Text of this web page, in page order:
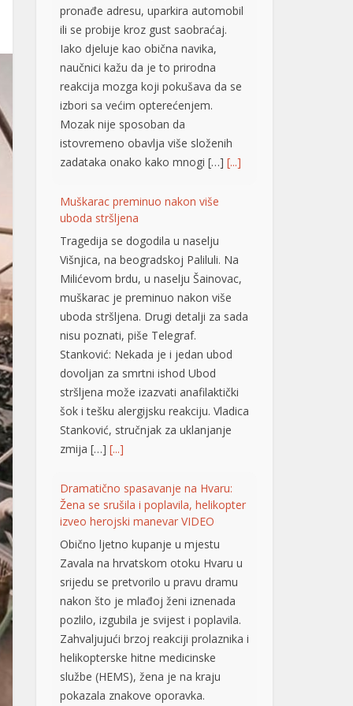
pronađe adresu, uparkira automobil
ili se probije kroz gust saobraćaj.
Iako djeluje kao obična navika,
naučnici kažu da je to prirodna
reakcija mozga koji pokušava da se
izbori sa većim opterećenjem.
Mozak nije sposoban da
istovremeno obavlja više složenih
zadataka onako kako mnogi […] [...]
Muškarac preminuo nakon više
uboda stršljena
Tragedija se dogodila u naselju
Višnjica, na beogradskoj Paliluli. Na
Milićevom brdu, u naselju Šainovac,
muškarac je preminuo nakon više
uboda stršljena. Drugi detalji za sada
nisu poznati, piše Telegraf.
Stanković: Nekada je i jedan ubod
dovoljan za smrtni ishod Ubod
stršljena može izazvati anafilaktički
šok i tešku alergijsku reakciju. Vladica
Stanković, stručnjak za uklanjanje
zmija […] [...]
Dramatično spasavanje na Hvaru:
Žena se srušila i poplavila, helikopter
izveo herojski manevar VIDEO
Obično ljetno kupanje u mjestu
Zavala na hrvatskom otoku Hvaru u
srijedu se pretvorilo u pravu dramu
nakon što je mlađoj ženi iznenada
pozlilo, izgubila je svijest i poplavila.
Zahvaljujući brzoj reakciji prolaznika i
helikopterske hitne medicinske
službe (HEMS), žena je na kraju
pokazala znakove oporavka.